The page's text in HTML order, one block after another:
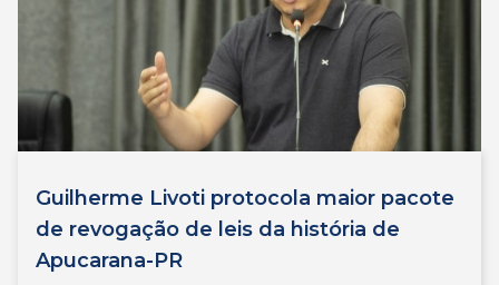
Guilherme Livoti protocola maior pacote
de revogação de leis da história de
Apucarana-PR